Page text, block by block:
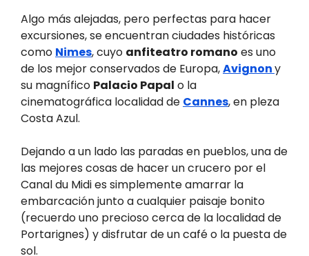
Algo más alejadas, pero perfectas para hacer
excursiones, se encuentran ciudades históricas
como Nimes, cuyo anfiteatro romano es uno
de los mejor conservados de Europa,Avignony
su magnífico Palacio Papal o la
cinematográfica localidad de Cannes, en pleza
Costa Azul.
Dejando a un lado las paradas en pueblos, una de
las mejores cosas de hacer un crucero por el
Canal du Midi es simplemente amarrar la
embarcación junto a cualquier paisaje bonito
(recuerdo uno precioso cerca de la localidad de
Portarignes) y disfrutar de un café o la puesta de
sol.